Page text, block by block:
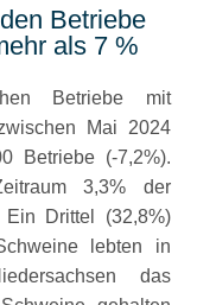
Betriebe
als 7 %
Betriebe mit
Mai 2024
Betriebe (-7,2%).
3,3% der
Drittel (32,8%)
lebten in
das